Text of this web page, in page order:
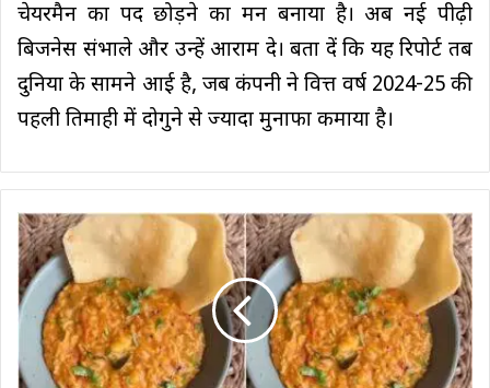
चेयरमैन का पद छोड़ने का मन बनाया है। अब नई पीढ़ी
बिजनेस संभाले और उन्हें आराम दे। बता दें कि यह रिपोर्ट तब
दुनिया के सामने आई है, जब कंपनी ने वित्त वर्ष 2024-25 की
पहली तिमाही में दोगुने से ज्यादा मुनाफा कमाया है।